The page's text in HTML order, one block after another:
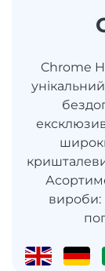
Chrome
вироби: